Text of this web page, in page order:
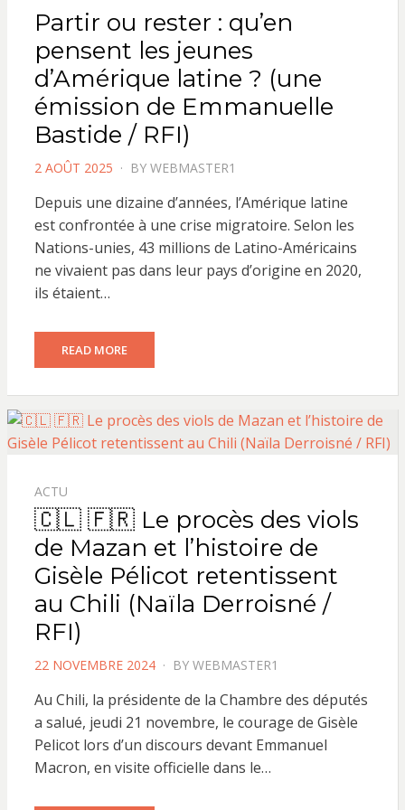
Partir ou rester : qu’en
pensent les jeunes
d’Amérique latine ? (une
émission de Emmanuelle
Bastide / RFI)
POSTED
2 AOÛT 2025 BY WEBMASTER1
Depuis une dizaine d’années, l’Amérique latine
est confrontée à une crise migratoire. Selon les
Nations-unies, 43 millions de Latino-Américains
ne vivaient pas dans leur pays d’origine en 2020,
ils étaient…
READ MORE
ACTU
🇨🇱 🇫🇷 Le procès des viols
de Mazan et l’histoire de
Gisèle Pélicot retentissent
au Chili (Naïla Derroisné /
RFI)
POSTED
22 NOVEMBRE 2024 BY WEBMASTER1
Au Chili, la présidente de la Chambre des députés
a salué, jeudi 21 novembre, le courage de Gisèle
Pelicot lors d’un discours devant Emmanuel
Macron, en visite officielle dans le…